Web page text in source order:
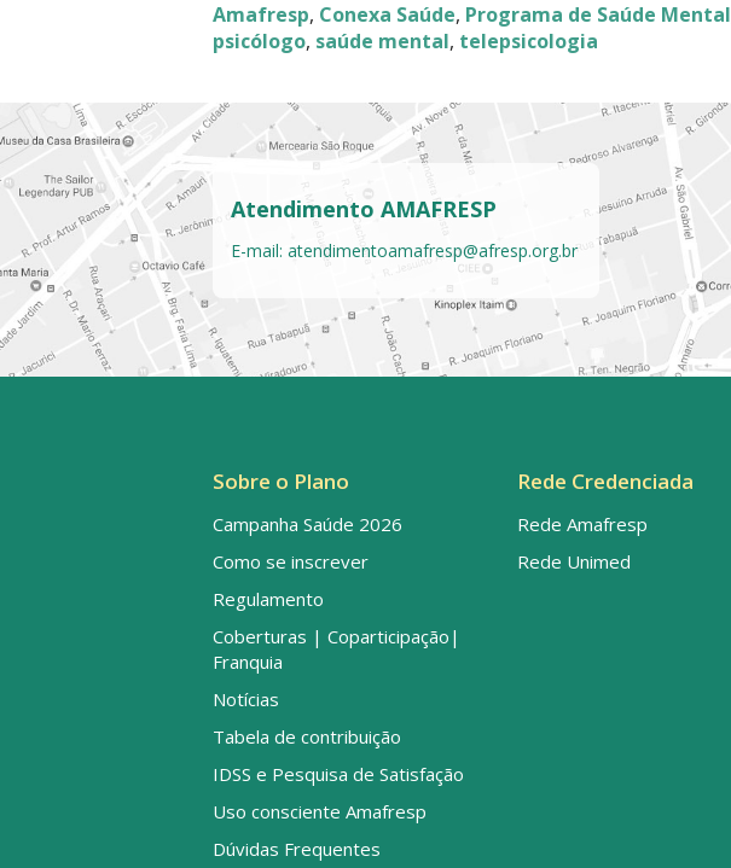
Amafresp, Conexa Saúde, Programa de Saúde Mental
psicólogo, saúde mental, telepsicologia
Atendimento AMAFRESP
E-mail: atendimentoamafresp@afresp.org.br
Sobre o Plano
Campanha Saúde 2026
Como se inscrever
Regulamento
Coberturas | Coparticipação|
Franquia
Notícias
Tabela de contribuição
IDSS e Pesquisa de Satisfação
Uso consciente Amafresp
Dúvidas Frequentes
Rede Credenciada
Rede Amafresp
Rede Unimed